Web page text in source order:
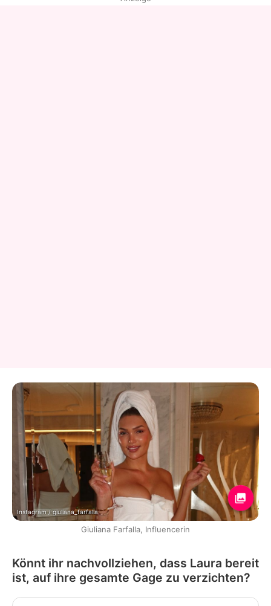
Instagram / giuliana_farfalla
Giuliana Farfalla, Influencerin
Könnt ihr nachvollziehen, dass Laura bereit
ist, auf ihre gesamte Gage zu verzichten?